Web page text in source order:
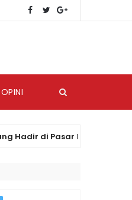
OPINI
di Pasar Indonesia